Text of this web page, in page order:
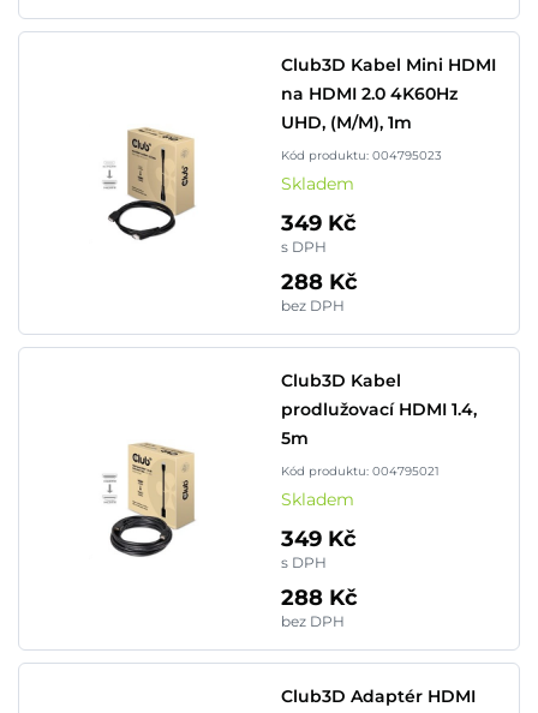
Club3D Kabel Mini HDMI
na HDMI 2.0 4K60Hz
UHD, (M/M), 1m
Kód produktu: 004795023
Skladem
349 Kč
s DPH
288 Kč
bez DPH
Club3D Kabel
prodlužovací HDMI 1.4,
5m
Kód produktu: 004795021
Skladem
349 Kč
s DPH
288 Kč
bez DPH
Club3D Adaptér HDMI